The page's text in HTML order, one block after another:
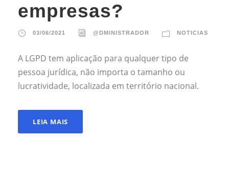
empresas?
03/06/2021 @DMINISTRADOR NOTICIAS
A LGPD tem aplicação para qualquer tipo de
pessoa jurídica, não importa o tamanho ou
lucratividade, localizada em território nacional.
LEIA MAIS